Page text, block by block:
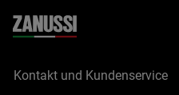
Kontakt und Kundenservice